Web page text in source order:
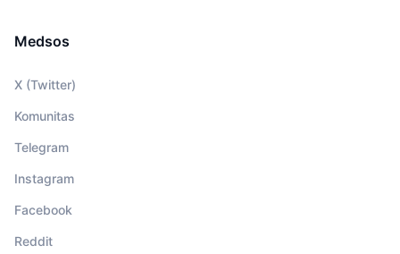
Medsos
X (Twitter)
Komunitas
Telegram
Instagram
Facebook
Reddit